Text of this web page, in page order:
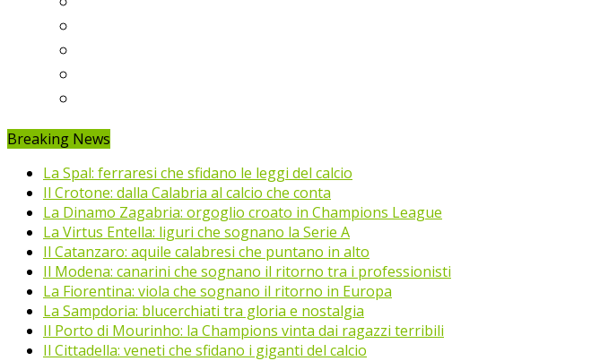
Breaking News
La Spal: ferraresi che sfidano le leggi del calcio
Il Crotone: dalla Calabria al calcio che conta
La Dinamo Zagabria: orgoglio croato in Champions League
La Virtus Entella: liguri che sognano la Serie A
Il Catanzaro: aquile calabresi che puntano in alto
Il Modena: canarini che sognano il ritorno tra i professionisti
La Fiorentina: viola che sognano il ritorno in Europa
La Sampdoria: blucerchiati tra gloria e nostalgia
Il Porto di Mourinho: la Champions vinta dai ragazzi terribili
Il Cittadella: veneti che sfidano i giganti del calcio